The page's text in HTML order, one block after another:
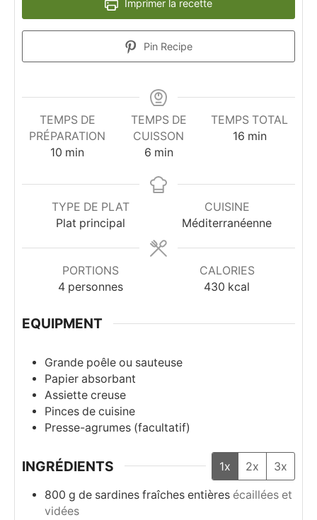
Imprimer la recette
Pin Recipe
TEMPS DE
PRÉPARATION
10 minutes
min
TEMPS DE
CUISSON
6minutes
min
TEMPS TOTAL
16minutes
min
TYPE DE PLAT
Plat principal
CUISINE
Méditerranéenne
PORTIONS
4 personnes
CALORIES
430 kcal
EQUIPMENT
Grande poêle ou sauteuse
Papier absorbant
Assiette creuse
Pinces de cuisine
Presse-agrumes (facultatif)
INGRÉDIENTS 1x 2x 3x
800 g de sardines fraîches entières écaillées et
vidées